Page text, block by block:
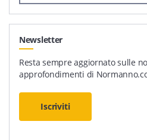
Newsletter
Resta sempre aggiornato sulle
approfondimenti di
Iscriviti